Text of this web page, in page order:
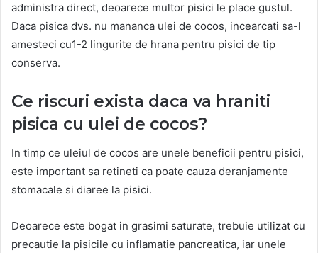
administra direct, deoarece multor pisici le place gustul.
Daca pisica dvs. nu mananca ulei de cocos, incearcati sa-l
amesteci cu1-2 lingurite de hrana pentru pisici de tip
conserva.
Ce riscuri exista daca va hraniti
pisica cu ulei de cocos?
In timp ce uleiul de cocos are unele beneficii pentru pisici,
este important sa retineti ca poate cauza deranjamente
stomacale si diaree la pisici.
Deoarece este bogat in grasimi saturate, trebuie utilizat cu
precautie la pisicile cu inflamatie pancreatica, iar unele